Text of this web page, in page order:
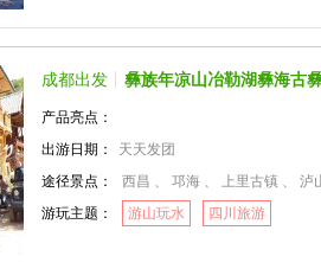
成都出发 彝族年凉山冶勒湖彝海古
产品亮点：
出游日期：
天天发团
途径景点：
西昌 、 邛海 、 上里古镇 、 泸
游玩主题：
游山玩水 四川旅游